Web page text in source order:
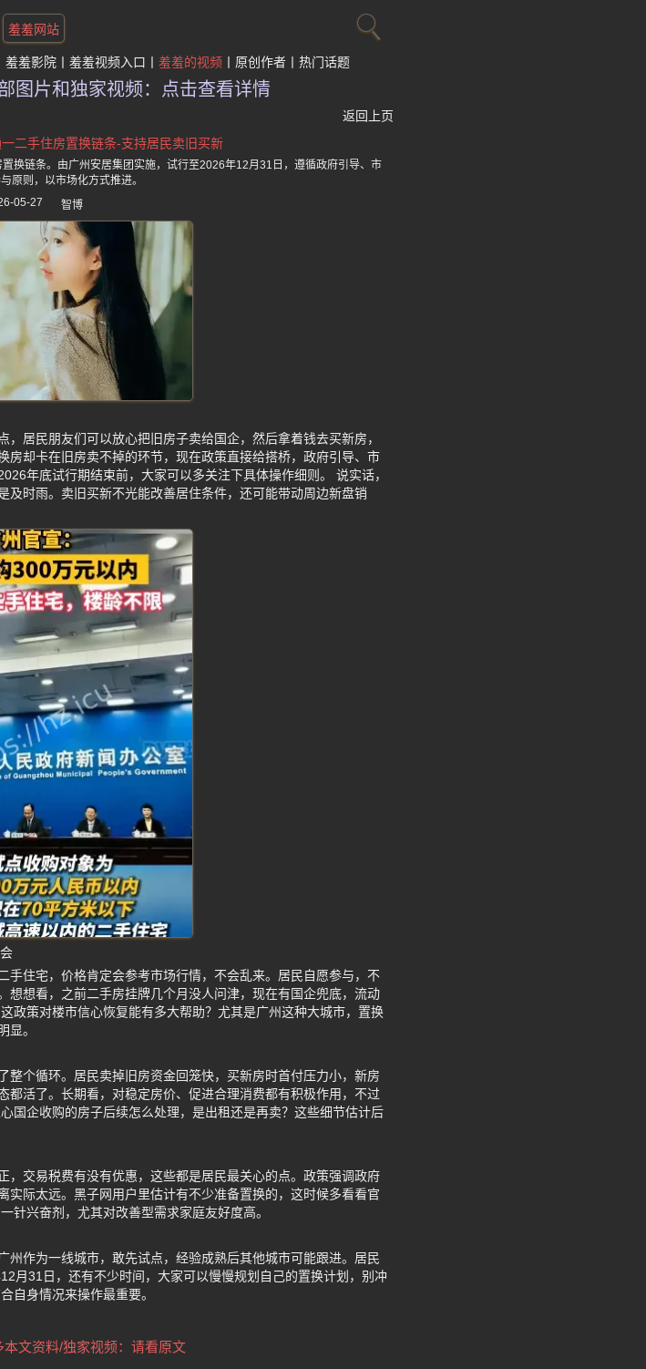
羞羞网站
羞羞影院 羞羞视频入口 羞羞的视频 原创作者 热门话题
图片和独家视频：点击查看详情
返回上页
二手住房置换链条-支持居民卖旧买新
换链条。由广州安居集团实施，试行至2026年12月31日，遵循政府引导、市
原则，以市场化方式推进。
05-27
智博
居民朋友们可以放心把旧房子卖给国企，然后拿着钱去买新房，
却卡在旧房卖不掉的环节，现在政策直接给搭桥，政府引导、市
年底试行期结束前，大家可以多关注下具体操作细则。 说实话，
时雨。卖旧买新不光能改善居住条件，还可能带动周边新盘销
住宅，价格肯定会参考市场行情，不会乱来。居民自愿参与，不
想看，之前二手房挂牌几个月没人问津，现在有国企兜底，流动
政策对楼市信心恢复能有多大帮助？尤其是广州这种大城市，置换
显。
个循环。居民卖掉旧房资金回笼快，买新房时首付压力小，新房
活了。长期看，对稳定房价、促进合理消费都有积极作用，不过
国企收购的房子后续怎么处理，是出租还是再卖？这些细节估计后
交易税费有没有优惠，这些都是居民最关心的点。政策强调政府
际太远。黑子网用户里估计有不少准备置换的，这时候多看看官
针兴奋剂，尤其对改善型需求家庭友好度高。
州作为一线城市，敢先试点，经验成熟后其他城市可能跟进。居民
月31日，还有不少时间，大家可以慢慢规划自己的置换计划，别冲
自身情况来操作最重要。
文资料/独家视频：请看原文